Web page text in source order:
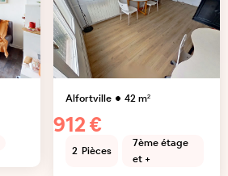
Alfortville 42m²
912 €
2 Pièces
7ème étage
et +